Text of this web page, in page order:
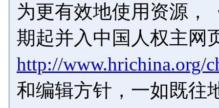
为更有效地使用资源，
期起并入中国人权主网
http://www.hrichina.org/
和编辑方针，一如既往